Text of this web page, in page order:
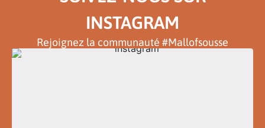
INSTAGRAM
Rejoignez la communauté #Mallofsousse